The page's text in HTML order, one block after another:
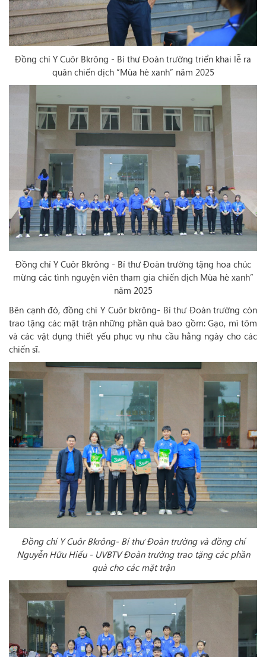
Đồng chí Y Cuôr Bkrông - Bí thư Đoàn trường triển khai lễ ra
quân chiến dịch “Mùa hè xanh” năm 2025
Đồng chí Y Cuôr Bkrông - Bí thư Đoàn trường tặng hoa chúc
mừng các tình nguyện viên tham gia chiến dịch Mùa hè xanh”
năm 2025
Bên cạnh đó, đồng chí Y Cuôr bkrông- Bí thư Đoàn trường còn
trao tặng các mặt trận những phần quà bao gồm: Gạo, mì tôm
và các vật dụng thiết yếu phục vụ nhu cầu hằng ngày cho các
chiến sĩ.
Đồng chí Y Cuôr Bkrông- Bí thư Đoàn trường và đồng chí
Nguyễn Hữu Hiếu - UVBTV Đoàn trườngtrao tặng các phần
quà cho các mặt trận